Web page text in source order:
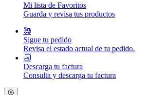
Mi lista de Favoritos
Guarda y revisa tus productos
Sigue tu pedido
Revisa el estado actual de tu pedido.
Descarga tu factura
Consulta y descarga tu factura